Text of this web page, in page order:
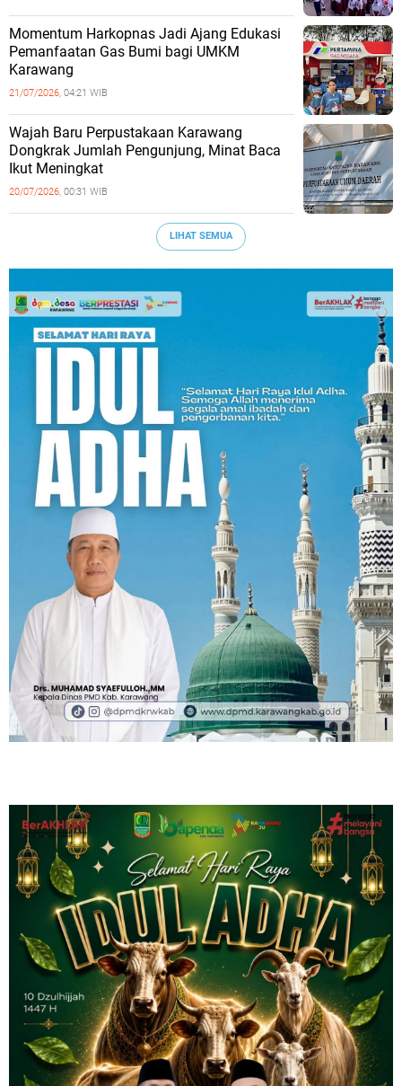
Momentum Harkopnas Jadi Ajang Edukasi
Pemanfaatan Gas Bumi bagi UMKM
Karawang
21/07/2026, 04:21 WIB
Wajah Baru Perpustakaan Karawang
Dongkrak Jumlah Pengunjung, Minat Baca
Ikut Meningkat
20/07/2026, 00:31 WIB
LIHAT SEMUA